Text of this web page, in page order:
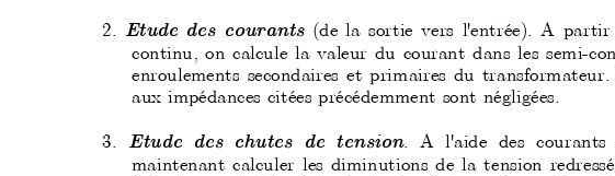
2. Etude des courants (de la sortie vers l'entrée). A partir
continu, on calcule la valeur du courant dans les semi-con
enroulements secondaires et primaires du tr
aux impédances citées précédemment sont négligées.
3. Etude des chutes de tension. A l'aide des courants
maintenant calculer les diminutions de la tension